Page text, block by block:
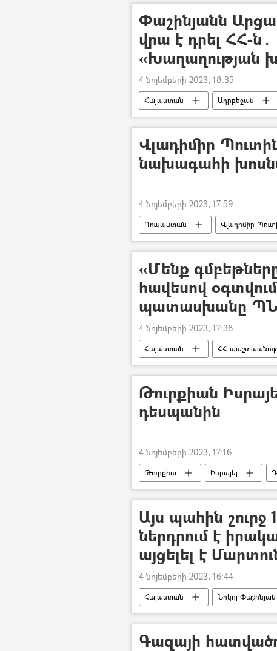
Փաշինյանն
վրա է դրել ՀՀ-
«Խաղաղության
4 նոյեմբերի 2023, 18:35
Հայաստան Ադրբեջան
Խաղաղության խաչմերուկ
Վլադիմիր
նախագահի
4 նոյեմբերի 2023, 17:59
Ռուսաստան Վլադիմիր
«Մենք
հավեսով
պատասխանը
4 նոյեմբերի 2023, 17:38
Հայաստան ՀՀ
առաջնագիծ
Թուրքիան
դեսպանին
4 նոյեմբերի 2023, 17:16
Թուրքիա Իսրայել
Այս պահին շուրջ
ներդրում է
այցելել է
4 նոյեմբերի 2023, 16:44
Հայաստան Նիկոլ Փաշինյան
Գազայի